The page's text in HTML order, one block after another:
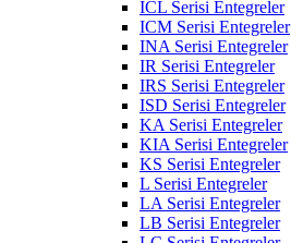
ICL Serisi Entegreler
ICM Serisi Entegreler
INA Serisi Entegreler
IR Serisi Entegreler
IRS Serisi Entegreler
ISD Serisi Entegreler
KA Serisi Entegreler
KIA Serisi Entegreler
KS Serisi Entegreler
L Serisi Entegreler
LA Serisi Entegreler
LB Serisi Entegreler